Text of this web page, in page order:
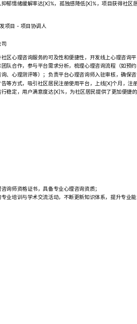
郁情绪缓解率达[X]%，孤独感降低[X]%，项目获得社区
项目 - 项目协调人
司
区心理咨询服务的可及性和便捷性，开发线上心理咨询
队合作，参与平台需求分析，梳理心理咨询流程（如预
、心理测评等）；负责平台心理咨询师入驻审核，确保
等方式，吸引社区居民注册使用平台，上线[X]个月，注
稳定，用户满意度达[X]%，为社区居民提供了更加便捷
询师资格证书，具备专业心理咨询资质；
业培训与学术交流活动，不断更新知识体系，提升专业